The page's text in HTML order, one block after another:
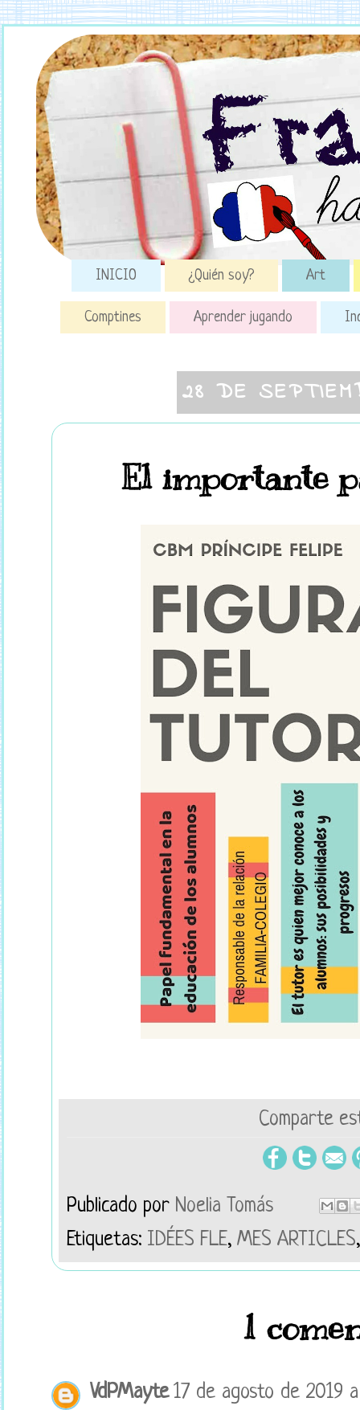
INICIO ¿Quién soy? Art
Comptines Aprender jugando
28 DE
El importante
Comparte
Publicado por Noelia Tomás
Etiquetas: IDÉES FLE, MES ARTICLES
1
VdPMayte 17 de agosto de 2019